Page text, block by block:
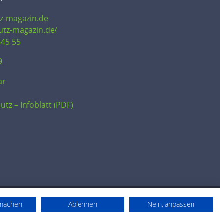
magazin.de
magazin.de/
55
– Infoblatt (PDF)
Ablehnen Nein, anpassen